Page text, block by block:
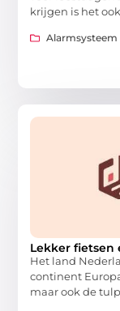
krijgen is het
Alarmsysteem
Lekker fietsen
Het land
continent
maar ook de